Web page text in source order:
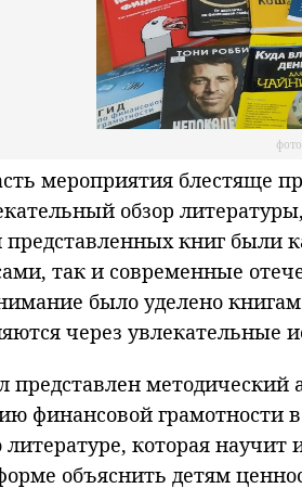
мероприятия блестяще
обзор
представленных книг были
так и современные
было уделено
через увлекательные
представлен
финансовой
которая
объяснить детям